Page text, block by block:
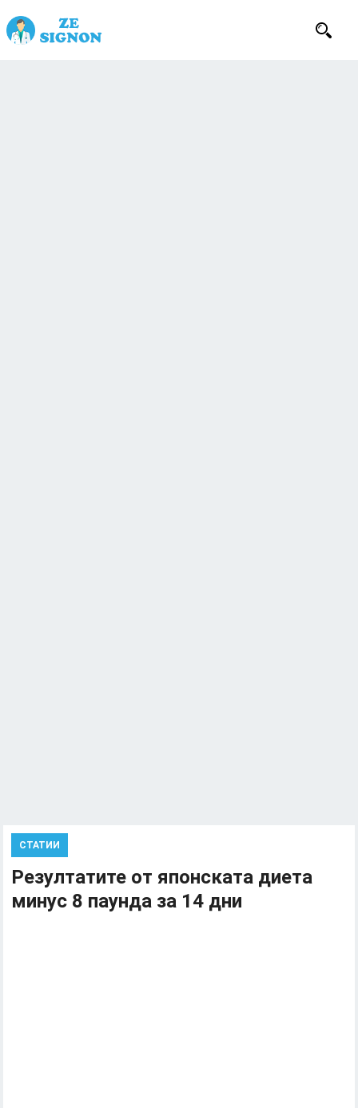
СТАТИИ
Резултатите от японската диета
минус 8 паунда за 14 дни